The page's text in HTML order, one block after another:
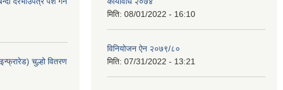
चुल्हो वितरण
मिति: 08/01/2022 - 16:10
विनियोजन ऐन २०७९/८०
मिति: 07/31/2022 - 13:21